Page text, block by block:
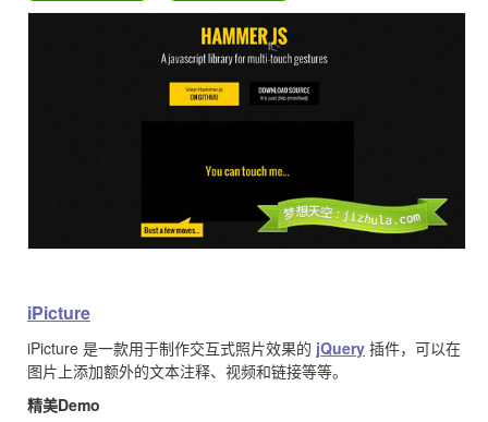
iPicture
iPicture 是一款用于制作交互式照片效果的 jQuery 插件，可以在
图片上添加额外的文本注释、视频和链接等等。
精美Demo